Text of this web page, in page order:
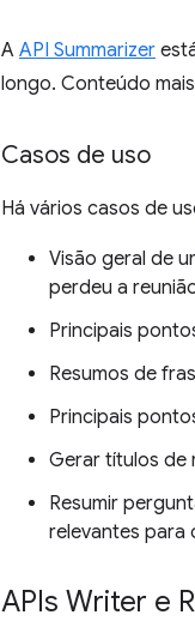
A API Summarizer
longo. Conteúdo
Casos de uso
Há vários casos de
Visão geral de
perdeu a
Principais
Resumos de
Principais
Gerar títulos de
Resumir
relevantes para
APIs Writer e